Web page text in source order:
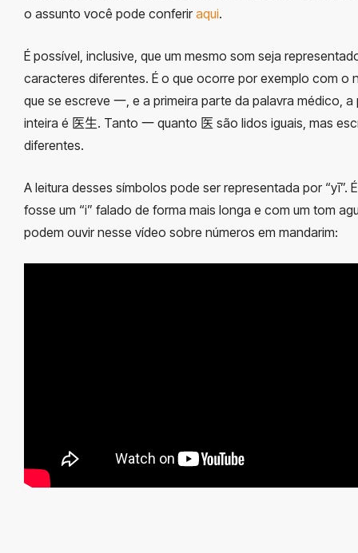
o assunto você pode conferiraqui.
É possível, inclusive, que um mesmo som seja
caracteres diferentes. É o que ocorre por exemplo com o
que se escreve 一, e a primeira parte da palavra médico, a
inteira é 医生. Tanto 一 quanto 医 são lidos iguais, mas
diferentes.
A leitura desses símbolos pode ser representada por “yī”.
fosse um “i” falado de forma mais longa e com um tom
podem ouvir nesse vídeo sobre números em mandarim: